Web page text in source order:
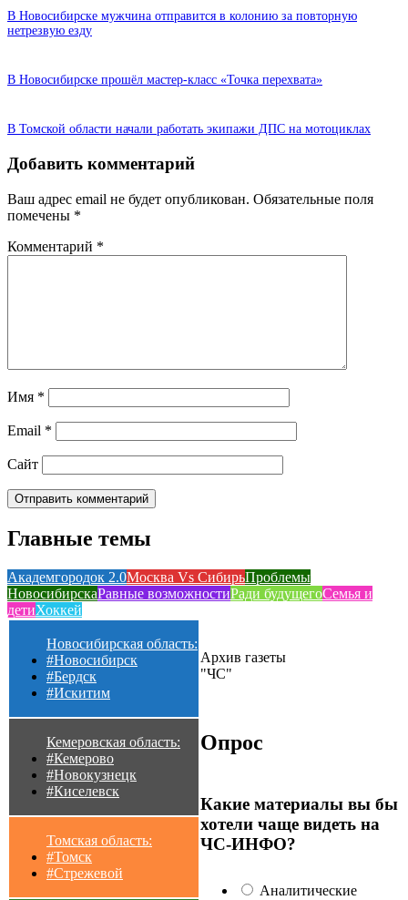
В Новосибирске мужчина отправится в колонию за повторную
нетрезвую езду
В Новосибирске прошёл мастер-класс «Точка перехвата»
В Томской области начали работать экипажи ДПС на мотоциклах
Добавить комментарий
Ваш адрес email не будет опубликован. Обязательные поля
помечены *
Комментарий *
Имя *
Email *
Сайт
Главные темы
Академгородок 2.0Москва Vs СибирьПроблемы
НовосибирскаРавные возможностиРади будущегоСемья и
детиХоккей
Новосибирская область:
#Новосибирск
#Бердск
#Искитим
Кемеровская область:
#Кемерово
#Новокузнецк
#Киселевск
Томская область:
#Томск
#Стрежевой
Архив газеты
"ЧС"
Опрос
Какие материалы вы бы
хотели чаще видеть на
ЧС-ИНФО?
Аналитические